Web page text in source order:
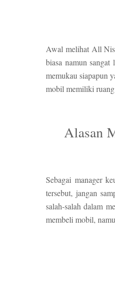
Awal melihat All
biasa namun
memukau siapapun
mobil memiliki
Alasan
Sebagai manager
tersebut, jangan
salah-salah dalam
membeli mobil,